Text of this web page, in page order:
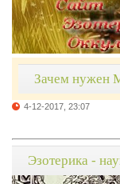
Зачем нужен
4-12-2017, 23:07
Эзотерика -